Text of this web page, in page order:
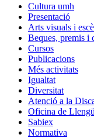
Cultura umh
Presentació
Arts visuals i
Beques, premis i
Cursos
Publicacions
Més activitats
Igualtat
Diversitat
Atenció a la
Oficina de
Sabiex
Normativa